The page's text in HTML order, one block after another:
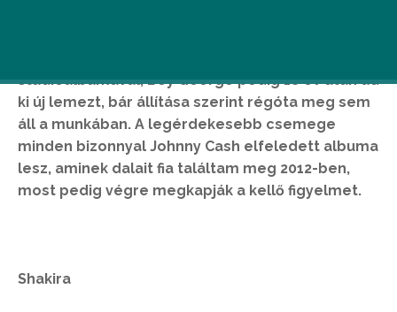
stúdióalbumával, Boy George pedig 18 év után ad
ki új lemezt, bár állítása szerint régóta meg sem
áll a munkában. A legérdekesebb csemege
minden bizonnyal Johnny Cash elfeledett albuma
lesz, aminek dalait fia találtam meg 2012-ben,
most pedig végre megkapják a kellő figyelmet.
Shakira